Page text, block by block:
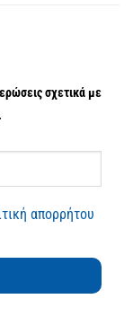
σχετικά με
απορρήτου